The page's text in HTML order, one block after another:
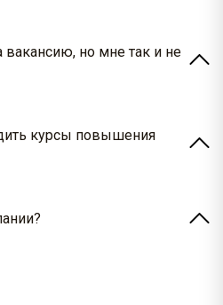
собеседования.
вакансию, но мне так и не
ответим Вам.
курсы повышения
трудоустройством.